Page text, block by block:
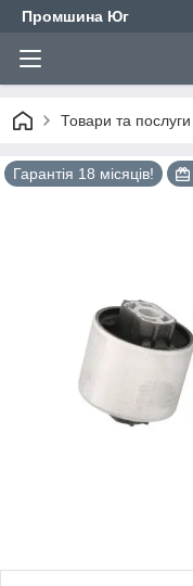
Промшина Юг
Товари та послуги
Гарантія 18 місяців!